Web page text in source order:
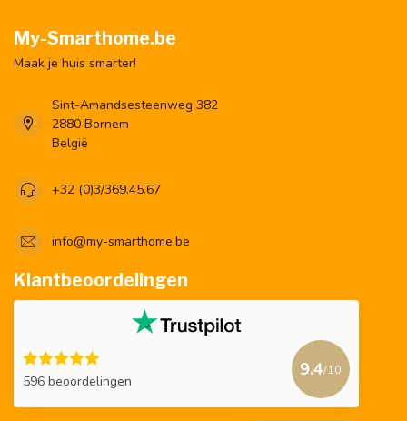
My-Smarthome.be
Maak je huis smarter!
Sint-Amandsesteenweg 382
2880 Bornem
België
+32 (0)3/369.45.67
info@my-smarthome.be
Klantbeoordelingen
596 beoordelingen
9.4/10